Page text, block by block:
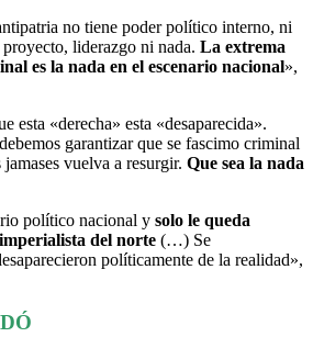
no tiene poder político interno, ni
liderazgo ni nada. La extrema
es la nada en el escenario nacional»,
esta «derecha» esta «desaparecida».
garantizar que se fascimo criminal
vuelva a resurgir. Que sea la nada
político nacional y solo le queda
del norte (…) Se
políticamente de la realidad»,